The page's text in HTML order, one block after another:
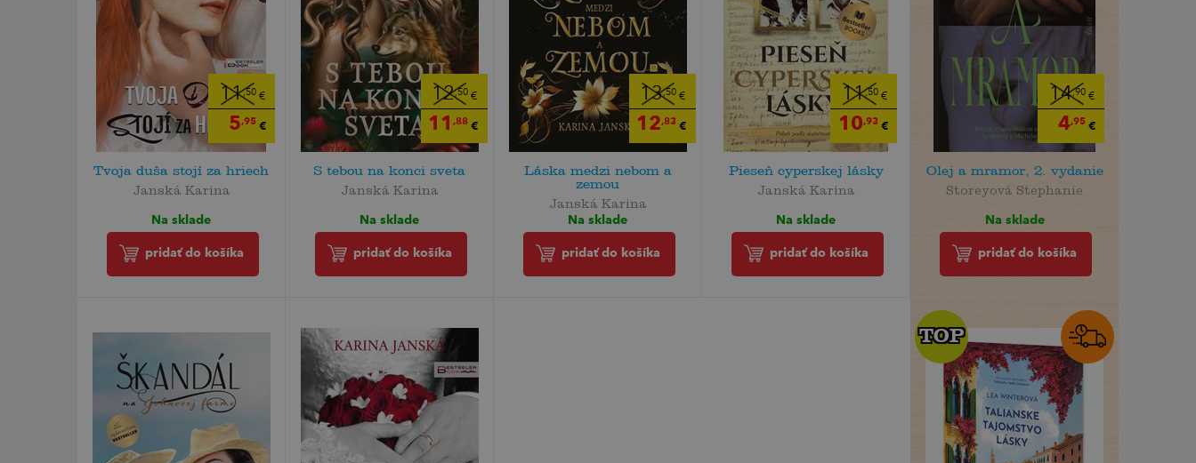
11,50€
5,95€
Tvoja duša stojí za hriech
Janská Karina
Na sklade
pridať do košíka
12,50 €
11 ,88 €
S tebou na konci sveta
Janská Karina
Na sklade
pridať do košíka
13,50 €
12,83 €
Láska medzi nebom a
zemou
Janská Karina
Na sklade
pridať do košíka
11,50€
10,93€
Pieseň cyperskej lásky
Janská Karina
Na sklade
pridať do košíka
14,90€
4,95€
Olej a mramor, 2. vydanie
Storeyová Stephanie
Na sklade
pridať do košíka
TOP
TOP